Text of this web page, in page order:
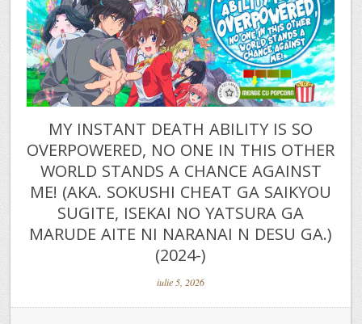
MY INSTANT DEATH ABILITY IS SO
OVERPOWERED, NO ONE IN THIS OTHER
WORLD STANDS A CHANCE AGAINST
ME! (AKA. SOKUSHI CHEAT GA SAIKYOU
SUGITE, ISEKAI NO YATSURA GA
MARUDE AITE NI NARANAI N DESU GA.)
(2024-)
iulie 5, 2026